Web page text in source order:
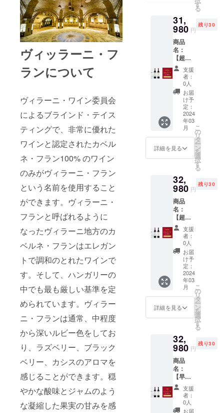
ヴィッラーニ・フ
ランについて
ヴィラーニ・ワイン委員会
によるブラインド・テイス
ティングで、非常に優れた
ワインと認定されたカベル
ネ・フラン100% のワイン
のみがヴィラーニ・フラン
という名前を使用すること
ができます。ヴィラーニ・
フランと呼ばれるように
なったヴィラーニ地方のカ
ベルネ・フランはエレガン
トで調和のとれたワインで
す。そして、ハンガリーの
中でも最も厳しい基準を定
められています。ヴィラー
ニ・フランは通常、中程度
から深いルビー色をしてお
り、ラズベリー、ブラック
ベリー、カシスのアロマを
感じることができます。穏
やかな酸味とジャムのよう
な凝縮した果実の甘みを感
のリ
ターン
は20歳
未満の
方は購
入する
ことが
できま
せん。
す。 ぶ
どう品
種：カ
ベル
ネ・フ
ラン
100%
タイ
プ：
赤 辛
口 アル
コール
度数：
14.33%
内容
750ml ※
送料込
格とな
りま
す。 ※
こちら
のリ
ターン
は20歳
未満の
方は購
入する
ことが
できま
せん。
ニュア
ンスが
アクセ
ントと
して効
いてい
ます。
ぶどう
品種：
シラー
100%
タイ
プ：
赤 辛
口 アル
度数：
15.08%
750ml
【ボッ
ク・メ
ルロー
スペ
シャル
リザー
2015】
商品説
明：ウ
ルド
ガー
ロック
のぶど
厳選さ
れたメ
から造
られて
いま
す。発
酵後、
ワイン
はバ
リック
樽で
12ヶ月
作られ
たワイ
ン。こ
ちらの
カベル
ネ・フ
ランの
ワイン
は、卓
越した
年のみ
造られ
ます。
発酵
後、新
リック
樽で
れま
す。
ガー
ネット
レッド
の色調
で、香
りには
熟した
チェ
リーと
ブラッ
クベ
リーが
干しフ
のアロ
マと共
味わい
には果
物の他
にチョ
コレー
トとタ
バコの
ニュア
ンスが
ラー
ニ・フ
ラン・
フェケ
テ・ヘ
ジ・セ
レク
ション
2016】
商品説
明：
フェケ
テ・ヘ
ジのぶ
どう畑
で生産
され、
ベル
ネ・フ
ランで
作られ
たワイ
ン。こ
ちらの
カベル
ネ・フ
ランの
ワイン
は、卓
越した
年のみ
造られ
発酵
後、新
樽で
24ヶ月
熟成さ
れま
す。
ガー
ネット
レッド
の色調
シャル
ブ2015
価格：
36,980
円
→30,98
0円
（6,000
円引
き）
【ボッ
ク・シ
ラー
2019】
商品説
明：ボ
コルの
ぶどう
限した
特別な
シラー
から造
られて
いま
す。発
酵後、
新しい
オーク
樽で
18ヶ月
熟成し
まし
た。ほ
んのり
黒みを
レッド
の色調
が特徴
で、香
りには
甘いス
パイ
ス、過
熟した
す
る
31,
980 円
残り30
商品
名：
【超早
割・30
名限
定・
16%OF
F】ボッ
ク・
ヴィ
ラー
ニ・フ
ラン・
フェケ
テ・ヘ
ジ・セ
ション
2016、
ボッ
ク・シ
ラー
2019 価
格：
37,980
→31,98
（6,000
円引
き）
【ボッ
ク・
ヴィ
フェケ
テ・ヘ
ジ・セ
レク
ション
2016】
商品説
明：
フェケ
テ・ヘ
支援
者：
0人
お届
け予
定：
2024
年03
月
詳細を見る
こ
の
リ
タ
ー
ン
を
選
択
す
る
32,
980 円
残り30
商品
名：
【超早
割・30
名限
定・
15%OF
F】ボッ
ク・
ヴィ
ラー
ニ・フ
ラン・
フェケ
テ・ヘ
ジ・セ
ション
2016、
ボッ
ク・メ
ルロー
スペ
シャル
リザー
ブ2015
価格：
支援
者：
0人
お届
け予
定：
2024
年03
月
詳細を見る
こ
の
リ
タ
ー
ン
を
選
択
す
る
32,
980 円
残り30
商品
名：
【早
割・30
名限
定・
11%OF
支援
者：
0人
お届